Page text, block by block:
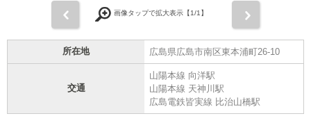
画像タップで拡大表示【1/1】
所在地 広島県広島市南区東本浦町26-10
交通
山陽本線 向洋駅
山陽本線 天神川駅
広島電鉄皆実線 比治山橋駅